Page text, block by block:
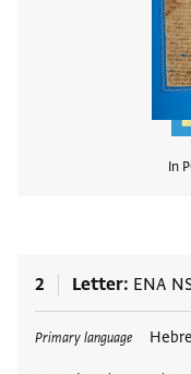
In
2 Letter ENA
Primary language
Tags